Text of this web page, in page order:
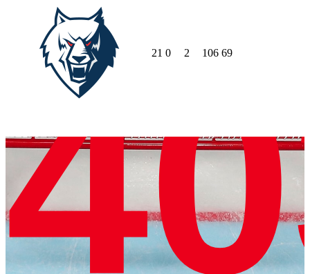
21 0 2 106 69